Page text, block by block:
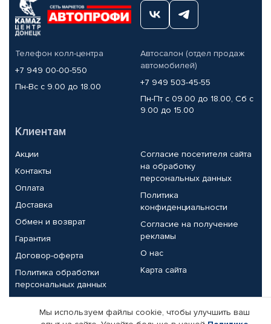
Телефон колл-центра
+7 949 00-00-550
Пн-Вс с 9.00 до 18.00
Автосалон (отдел продаж
автомобилей)
+7 949 503-45-55
Пн-Пт с 09.00 до 18.00, Сб с
9.00 до 15.00
Клиентам
Акции
Контакты
Оплата
Доставка
Обмен и возврат
Гарантия
Договор-оферта
Политика обработки
персональных данных
Согласие посетителя сайта
на обработку
персональных данных
Политика
конфиденциальности
Согласие на получение
рекламы
О нас
Карта сайта
Партнерам
Мы используем файлы cookie, чтобы улучшить ваш